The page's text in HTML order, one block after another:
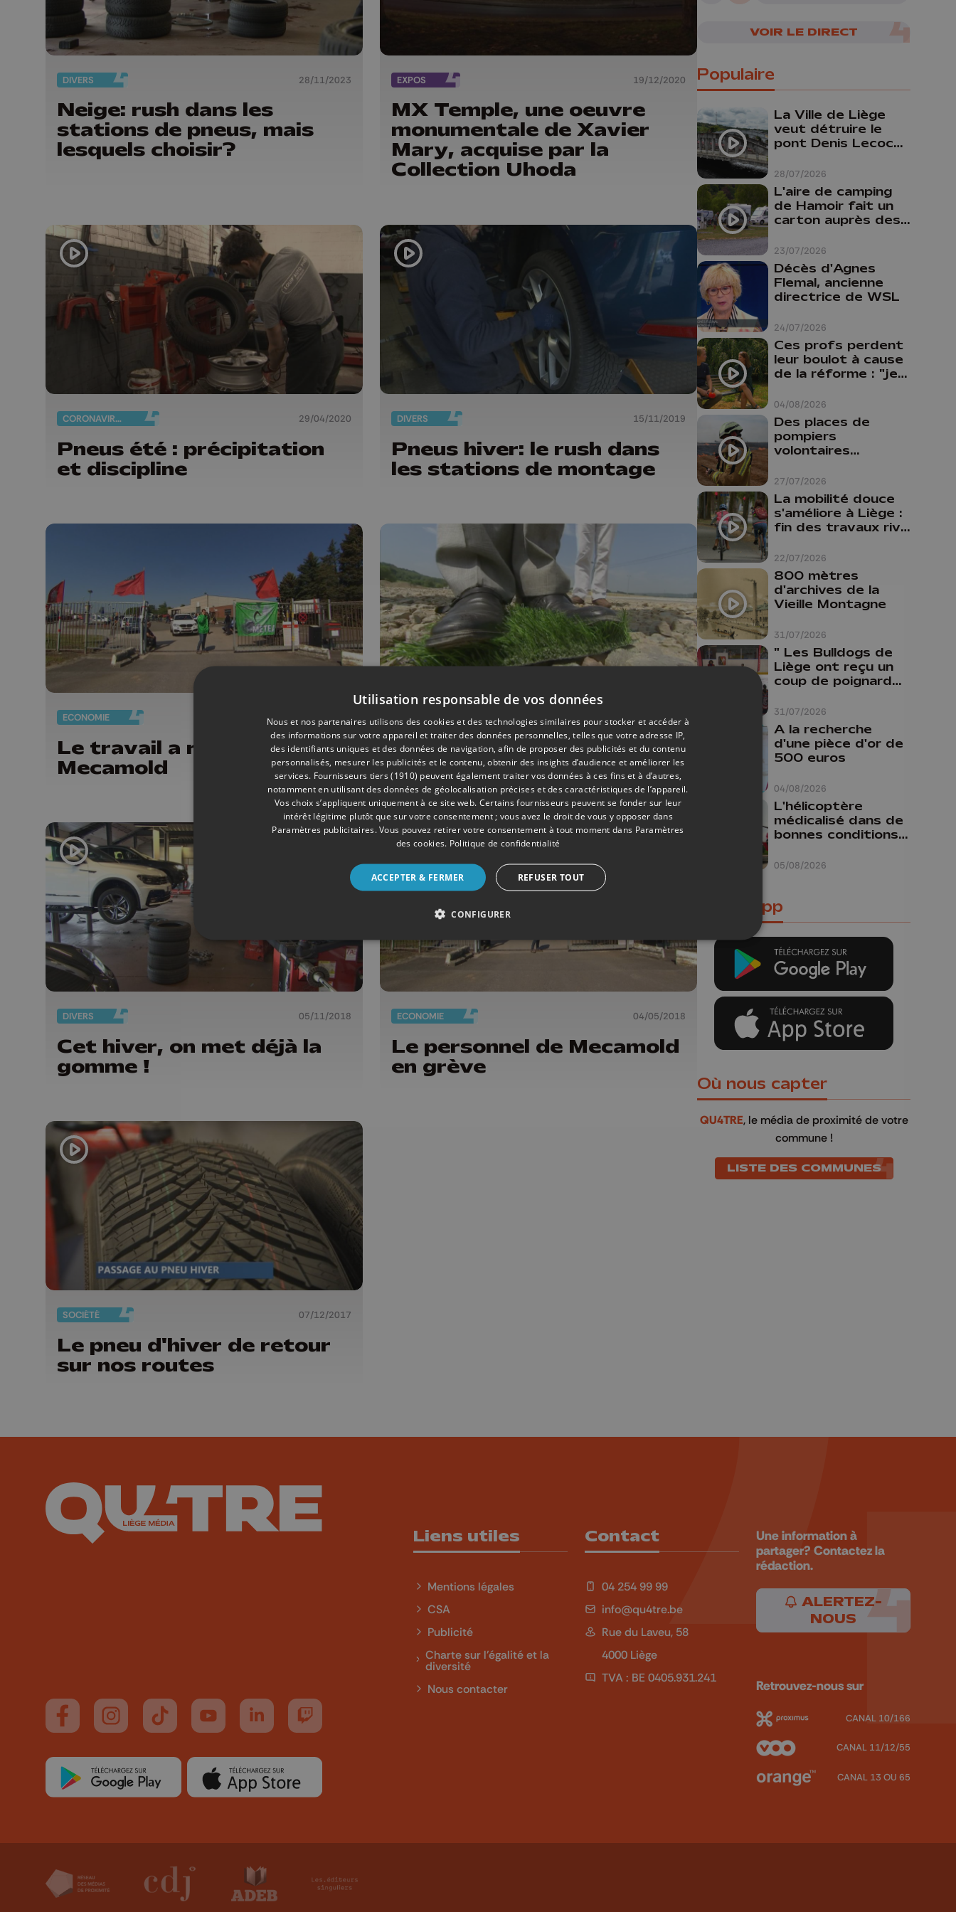
DIVERS 28/11/2023
Neige: rush dans les
stations de pneus, mais
lesquels choisir?
EXPOS 19/12/2020
MX Temple, une oeuvre
monumentale de Xavier
Mary, acquise par la
Collection Uhoda
CORONAVIRUS 29/04/2020
Pneus été : précipitation
et discipline
DIVERS 15/11/2019
Pneus hiver: le rush dans
les stations de montage
ECONOMIE
Le travail a repris chez
Mecamold
SOCIÉTÉ 13/11/2018
Terrains synthétiques :
Wanze prend des mesures
DIVERS 05/11/2018
Cet hiver, on met déjà la
gomme !
ECONOMIE 04/05/2018
Le personnel de Mecamold
en grève
SOCIÉTÉ 07/12/2017
Le pneu d'hiver de retour
sur nos routes
VOIR LE DIRECT
Populaire
28/07/2026
La Ville de Liège
veut détruire le
pont Denis Lecocq
budget pour le
faire
23/07/2026
L'aire de camping
de Hamoir fait un
carton auprès des
24/07/2026
Décès d'Agnes
Flemal, ancienne
directrice de WSL
04/08/2026
Ces profs perdent
leur boulot à cause
de la réforme : "je
comme prof que
comme
pharmacienne"
27/07/2026
Des places de
pompiers
volontaires
province de Liège :
"Un citoyen qui
n'est formé ne
peut pas nous
aider"
22/07/2026
La mobilité douce
s'améliore à Liège :
fin des travaux rive
cyclo-piétonnes
Avroy et
Guillemins...
31/07/2026
800 mètres
d'archives de la
Vieille Montagne
31/07/2026
" Les Bulldogs de
Liège ont reçu un
coup de poignard
04/08/2026
A la recherche
d'une pièce d'or de
500 euros
05/08/2026
L'hélicoptère
médicalisé dans de
bonnes conditions à
Notre app
Où nous capter
QU4TRE, le média de proximité de votre
commune !
LISTE DES COMMUNES
Suivez-nous sur FaceBook
Suivez-nous sur Instagram
Suivez-nous sur TikTok
Suivez-nous sur YouTube
Suivez-nous sur LinkedIn
Suivez-nous sur Twitch
Liens utiles
Mentions légales
CSA
Publicité
Charte sur l'égalité et la
diversité
Nous contacter
Contact
04 254 99 99
info@qu4tre.be
Rue du Laveu, 58
4000 Liège
TVA : BE 0405.931.241
Une information à
partager? Contactez la
rédaction.
ALERTEZ-
NOUS
Retrouvez-nous sur
CANAL 10/166
CANAL 11/12/55
CANAL 13 OU 65
Utilisation responsable de vos données
Nous et nos partenaires utilisons des cookies et des technologies similaires pour stocker et accéder à
des informations sur votre appareil et traiter des données personnelles, telles que votre adresse IP,
des identifiants uniques et des données de navigation, afin de proposer des publicités et du contenu
personnalisés, mesurer les publicités et le contenu, obtenir des insights d’audience et améliorer les
services. Fournisseurs tiers (1910) peuvent également traiter vos données à ces fins et à d’autres,
notamment en utilisant des données de géolocalisation précises et des caractéristiques de l’appareil.
Vos choix s’appliquent uniquement à ce site web. Certains fournisseurs peuvent se fonder sur leur
intérêt légitime plutôt que sur votre consentement ; vous avez le droit de vous y opposer dans
Paramètres publicitaires. Vous pouvez retirer votre consentement à tout moment dans Paramètres
des cookies. Politique de confidentialité
ACCEPTER & FERMER REFUSER TOUT
CONFIGURER